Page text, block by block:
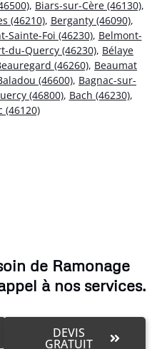
, Biars-sur-Cère (46130),
(46210), Berganty (46090),
Sainte-Foi (46230), Belmont-
du-Quercy (46230), Bélaye
(46260), Beaumat
(46600), Bagnac-sur-
(46800), Bach (46230),
(46120)
de Ramonage
à nos services.
DEVIS
GRATUIT